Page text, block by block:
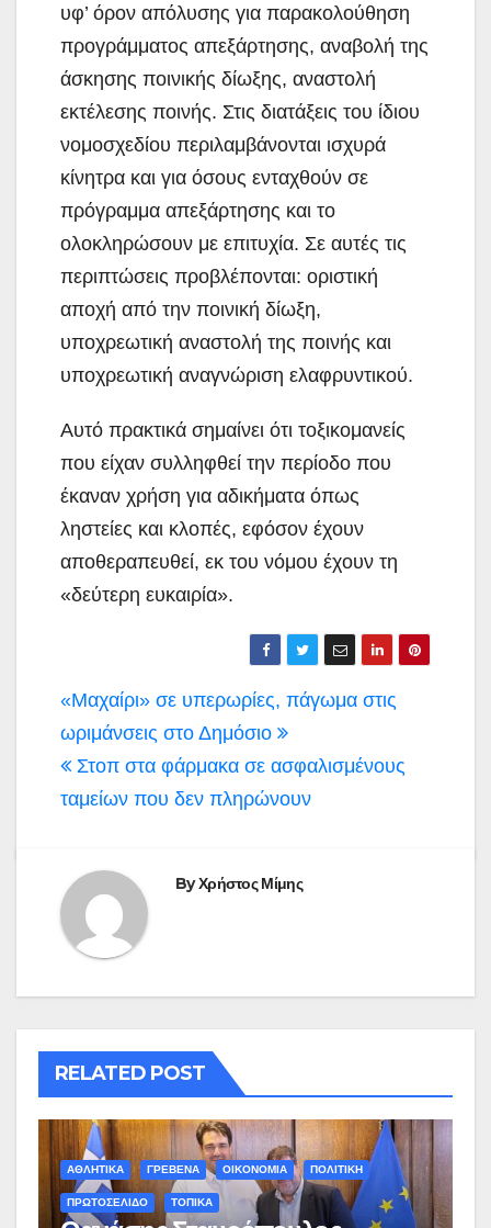
υφ’ όρον απόλυσης για παρακολούθηση
προγράμματος απεξάρτησης, αναβολή της
άσκησης ποινικής δίωξης, αναστολή
εκτέλεσης ποινής. Στις διατάξεις του ίδιου
νομοσχεδίου περιλαμβάνονται ισχυρά
κίνητρα και για όσους ενταχθούν σε
πρόγραμμα απεξάρτησης και το
ολοκληρώσουν με επιτυχία. Σε αυτές τις
περιπτώσεις προβλέπονται: οριστική
αποχή από την ποινική δίωξη,
υποχρεωτική αναστολή της ποινής και
υποχρεωτική αναγνώριση ελαφρυντικού.
Αυτό πρακτικά σημαίνει ότι τοξικομανείς
που είχαν συλληφθεί την περίοδο που
έκαναν χρήση για αδικήματα όπως
ληστείες και κλοπές, εφόσον έχουν
αποθεραπευθεί, εκ του νόμου έχουν τη
«δεύτερη ευκαιρία».
Πλοήγηση
άρθρων
«Μαχαίρι» σε υπερωρίες, πάγωμα στις
ωριμάνσεις στο Δημόσιο
Στοπ στα φάρμακα σε ασφαλισμένους
ταμείων που δεν πληρώνουν
ByΧρήστος Μίμης
RELATED POST
ΑΘΛΗΤΙΚΑ ΓΡΕΒΕΝΑ ΟΙΚΟΝΟΜΙΑ ΠΟΛΙΤΙΚΗ
ΠΡΩΤΟΣΕΛΙΔΟ ΤΟΠΙΚΑ